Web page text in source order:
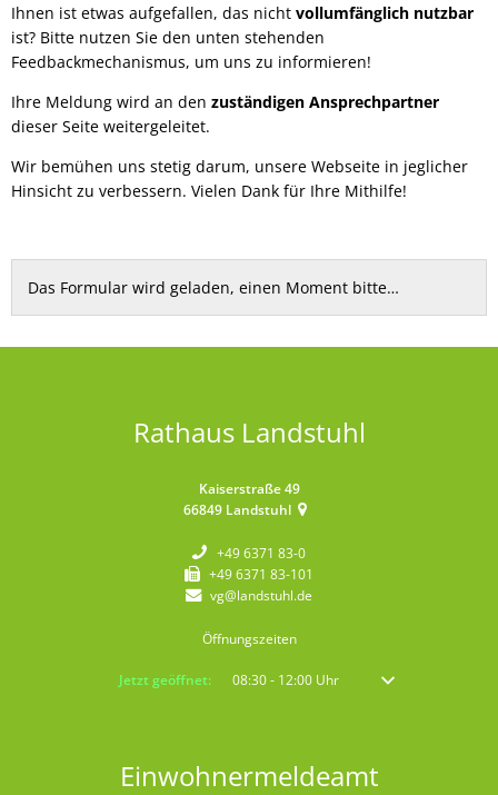
Ihnen ist etwas aufgefallen, das nicht vollumfänglich nutzbar
ist? Bitte nutzen Sie den unten stehenden
Feedbackmechanismus, um uns zu informieren!
Ihre Meldung wird an den zuständigen Ansprechpartner
dieser Seite weitergeleitet.
Wir bemühen uns stetig darum, unsere Webseite in jeglicher
Hinsicht zu verbessern. Vielen Dank für Ihre Mithilfe!
Das Formular wird geladen, einen Moment bitte…
Rathaus Landstuhl
Kaiserstraße 49
66849 Landstuhl
+49 6371 83-0
+49 6371 83-101
vg@landstuhl.de
Öffnungszeiten
Klicken, um weitere Öffnungs- oder Schließzeiten auszublenden
Jetzt geöffnet: 08:30- 12:00Uhr Von 08:30 bis 12:00
Einwohnermeldeamt